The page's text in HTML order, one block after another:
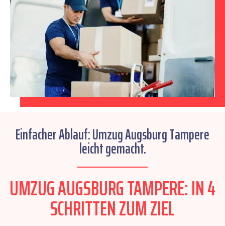
Einfacher Ablauf: Umzug Augsburg Tampere
leicht gemacht.
UMZUG AUGSBURG TAMPERE: IN 4
SCHRITTEN ZUM ZIEL